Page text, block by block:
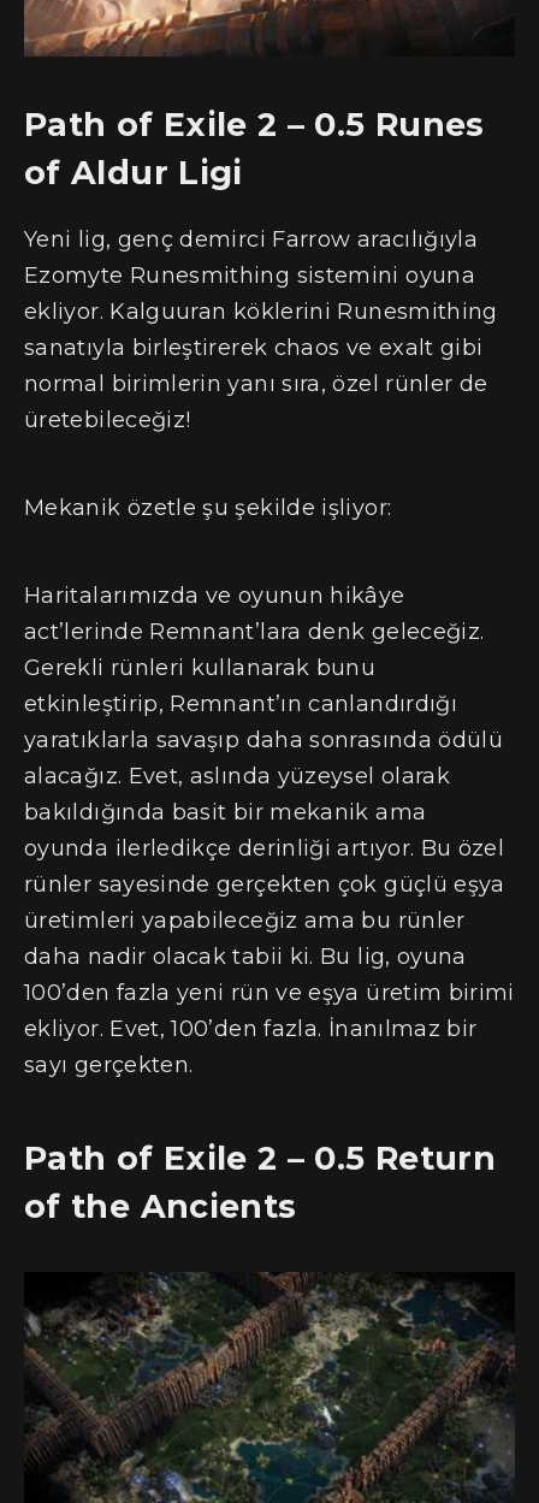
Path of Exile 2 – 0.5 Runes
of Aldur Ligi
Yeni lig, genç demirci Farrow aracılığıyla
Ezomyte Runesmithing sistemini oyuna
ekliyor. Kalguuran köklerini Runesmithing
sanatıyla birleştirerek chaos ve exalt gibi
normal birimlerin yanı sıra, özel rünler de
üretebileceğiz!
Mekanik özetle şu şekilde işliyor:
Haritalarımızda ve oyunun hikâye
act’lerinde Remnant’lara denk geleceğiz.
Gerekli rünleri kullanarak bunu
etkinleştirip, Remnant’ın canlandırdığı
yaratıklarla savaşıp daha sonrasında ödülü
alacağız. Evet, aslında yüzeysel olarak
bakıldığında basit bir mekanik ama
oyunda ilerledikçe derinliği artıyor. Bu özel
rünler sayesinde gerçekten çok güçlü eşya
üretimleri yapabileceğiz ama bu rünler
daha nadir olacak tabii ki. Bu lig, oyuna
100’den fazla yeni rün ve eşya üretim birimi
ekliyor. Evet, 100’den fazla. İnanılmaz bir
sayı gerçekten.
Path of Exile 2 – 0.5 Return
of the Ancients